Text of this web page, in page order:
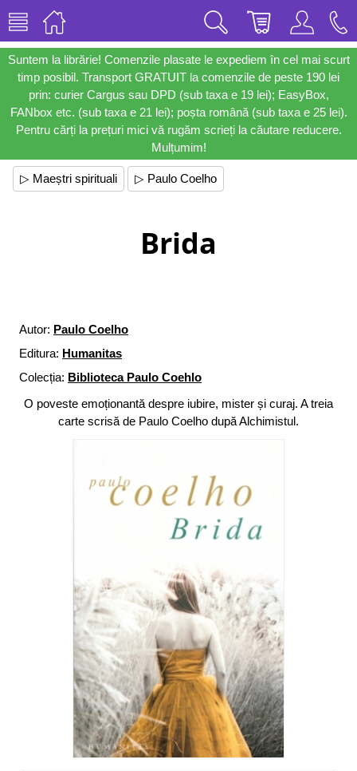
Suntem la librărie! Comenzile plasate le expediem în cel mai scurt
timp posibil. Transport GRATUIT la comenzile de peste 190 lei
prin: curier Cargus sau DPD (sub taxa e 19 lei); EasyBox,
FANbox etc. (sub taxa e 21 lei); poșta română (sub taxa e 25 lei).
Pentru cărți la prețuri mici vă rugăm scrieți la căutare reducere.
Mulțumim!
▷ Maeștri spirituali ▷ Paulo Coelho
Brida
Autor: Paulo Coelho
Editura: Humanitas
Colecția: Biblioteca Paulo Coehlo
O poveste emoționantă despre iubire, mister și curaj. A treia
carte scrisă de Paulo Coelho după Alchimistul.